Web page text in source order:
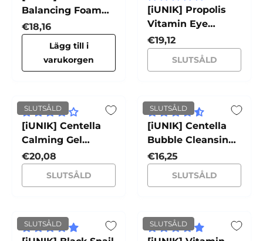
Balancing Foam
Gel Cleanser
Normalpris
€18,16
Lägg till i
varukorgen
[iUNIK] Propolis
Vitamin Eye
Cream
Normalpris
€19,12
SLUTSÅLD
SLUTSÅLD
[iUNIK] Centella
Calming Gel
Cream
Normalpris
€20,08
SLUTSÅLD
SLUTSÅLD
[iUNIK] Centella
Bubble Cleansing
Foam
Normalpris
€16,25
SLUTSÅLD
SLUTSÅLD SLUTSÅLD